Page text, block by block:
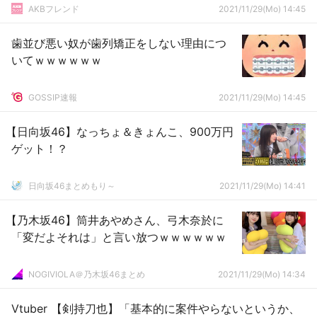
AKBフレンド 2021/11/29(Mo) 14:45
歯並び悪い奴が歯列矯正をしない理由につ
いてｗｗｗｗｗｗ
GOSSIP速報 2021/11/29(Mo) 14:45
【日向坂46】なっちょ＆きょんこ、900万円
ゲット！？
日向坂46まとめもり～ 2021/11/29(Mo) 14:41
【乃木坂46】筒井あやめさん、弓木奈於に
「変だよそれは」と言い放つｗｗｗｗｗｗ
NOGIVIOLA＠乃木坂46まとめ 2021/11/29(Mo) 14:34
Vtuber 【剣持刀也】「基本的に案件やらないというか、